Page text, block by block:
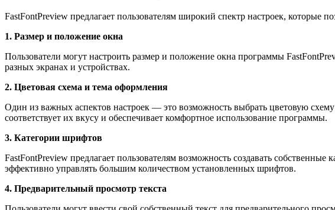
FastFontPreview предлагает пользователям широкий спектр настроек, которые
1. Размер и положение окна
Пользователи могут настроить размер и положение окна программы
разных экранах и устройствах.
2. Цветовая схема и тема оформления
Один из важных аспектов настроек — это возможность выбрать цветовую
соответствует их вкусу и обеспечивает комфортное использование программы.
3. Категории шрифтов
FastFontPreview предлагает пользователям возможность создавать
эффективно управлять большим количеством установленных шрифтов.
4. Предварительный просмотр текста